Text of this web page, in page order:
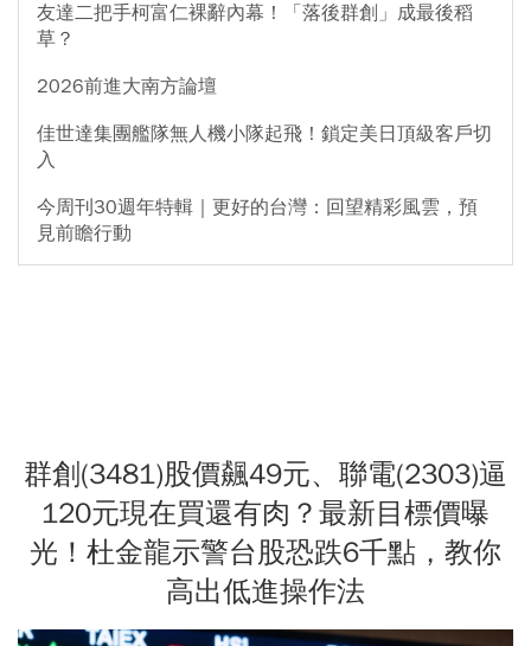
友達二把手柯富仁裸辭內幕！「落後群創」成最後稻
草？
2026前進大南方論壇
佳世達集團艦隊無人機小隊起飛！鎖定美日頂級客戶切
入
今周刊30週年特輯｜更好的台灣：回望精彩風雲，預
見前瞻行動
群創(3481)股價飆49元、聯電(2303)逼
120元現在買還有肉？最新目標價曝
光！杜金龍示警台股恐跌6千點，教你
高出低進操作法